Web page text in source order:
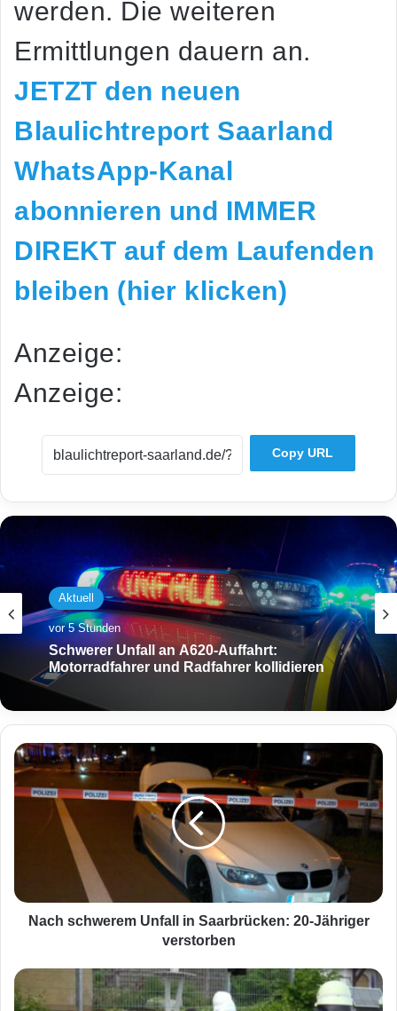
werden. Die weiteren
Ermittlungen dauern an.
JETZT den neuen
Blaulichtreport Saarland
WhatsApp-Kanal
abonnieren und IMMER
DIREKT auf dem Laufenden
bleiben (hier klicken)
Anzeige:
Anzeige:
Copy URL
Aktuell
vor 5 Stunden
Schwerer Unfall an A620-Auffahrt:
Motorradfahrer und Radfahrer kollidieren
N
a
c
e
U
n
Nach schwerem Unfall in Saarbrücken: 20-Jähriger
verstorben
T
r